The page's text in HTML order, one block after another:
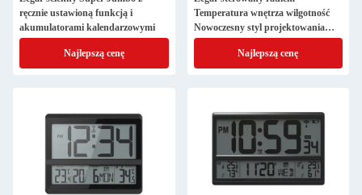
ręcznie ustawioną funkcją i
akumulatorami kalendarzowymi
Najlepszą cenę
Temperatura wnętrza wilgotność
Nowoczesny styl projektowania
Digital Wall Clock
Najlepszą cenę